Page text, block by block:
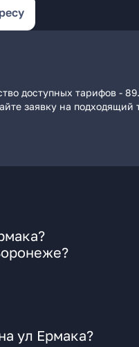
доступных тарифов -
заявку на
ул Ермака?